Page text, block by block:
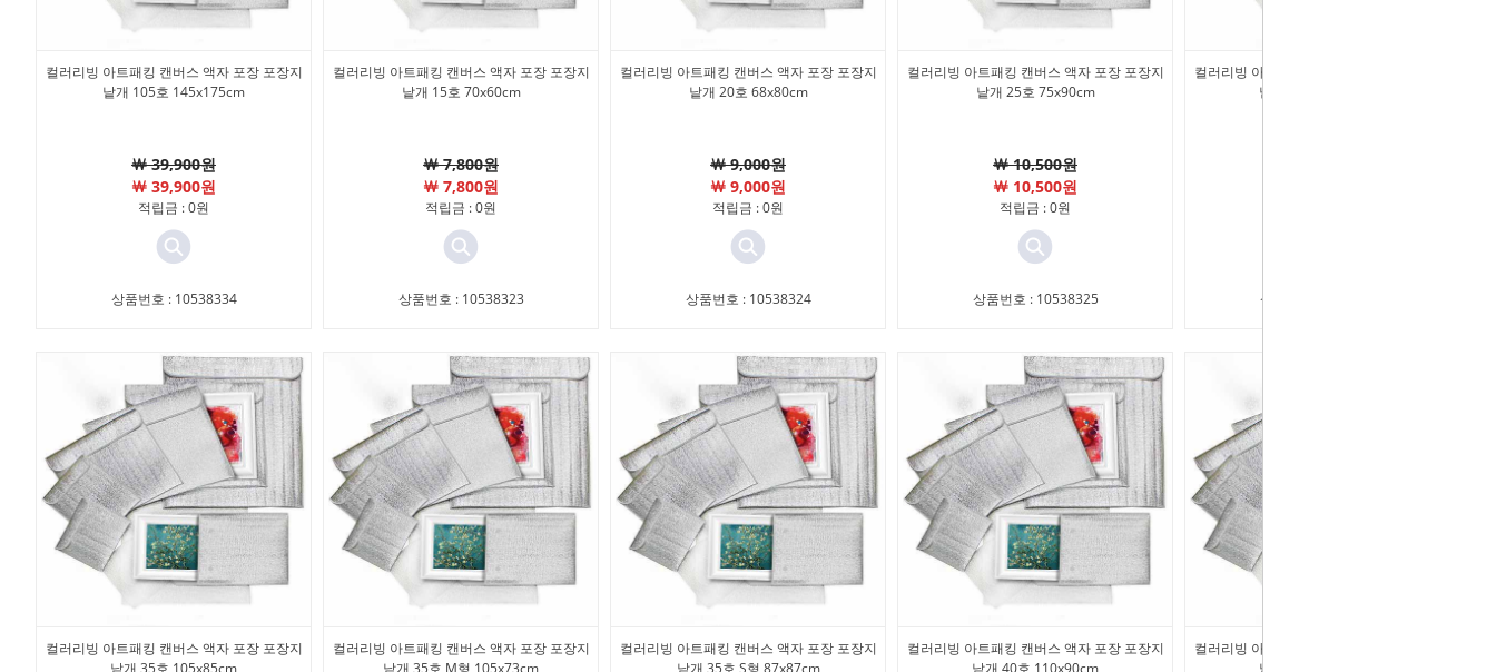
컬러리빙 아트패킹 캔버스 액자 포장 포장지
낱개 105호 145x175cm
￦ 39,900원
￦ 39,900원
적립금 : 0원
상품번호 : 10538334
컬러리빙 아트패킹 캔버스 액자 포장 포장지
낱개 15호 70x60cm
￦ 7,800원
￦ 7,800원
적립금 : 0원
상품번호 : 10538323
컬러리빙 아트패킹 캔버스 액자 포장 포장지
낱개 20호 68x80cm
￦ 9,000원
￦ 9,000원
적립금 : 0원
상품번호 : 10538324
컬러리빙 아트패킹 캔버스 액자 포장 포장지
낱개 25호 75x90cm
￦ 10,500원
￦ 10,500원
적립금 : 0원
상품번호 : 10538325
컬러리빙 아트패킹 캔버스 액자 포장 포장지
낱개 30호 100x81cm
상품번호 : 10538326
컬러리빙 아트패킹 캔버스 액자 포장 포장지
낱개 35호 105x85cm
컬러리빙 아트패킹 캔버스 액자 포장 포장지
낱개 35호 M형 105x73cm
컬러리빙 아트패킹 캔버스 액자 포장 포장지
낱개 35호 S형 87x87cm
컬러리빙 아트패킹 캔버스 액자 포장 포장지
낱개 40호 110x90cm
컬러리빙 아트패킹 캔버스 액자 포장 포장지
낱개 45호 118x95cm